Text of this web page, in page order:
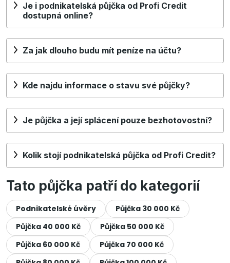
Je i podnikatelská půjčka od Profi Credit
dostupná online?
Za jak dlouho budu mít peníze na účtu?
Kde najdu informace o stavu své půjčky?
Je půjčka a její splácení pouze bezhotovostní?
Kolik stojí podnikatelská půjčka od Profi Credit?
Tato půjčka patří do kategorií
Podnikatelské úvěry
Půjčka 30 000 Kč
Půjčka 40 000 Kč
Půjčka 50 000 Kč
Půjčka 60 000 Kč
Půjčka 70 000 Kč